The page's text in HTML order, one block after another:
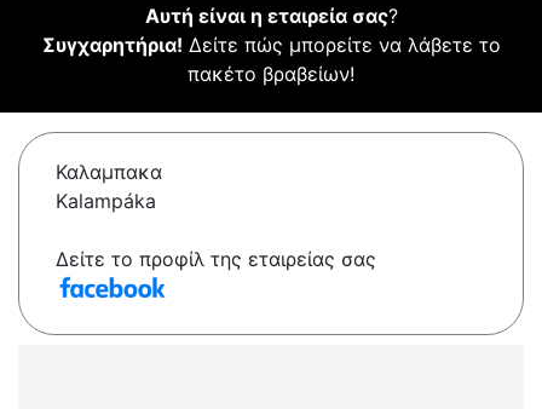
Αυτή είναι η εταιρεία σας?
Συγχαρητήρια! Δείτε πώς μπορείτε να λάβετε το
πακέτο βραβείων!
Καλαμπακα
Kalampáka
Δείτε το προφίλ της εταιρείας σας